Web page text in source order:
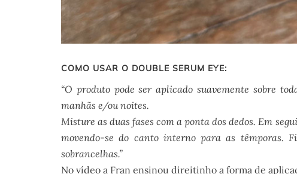
COMO USAR O DOUBLE SERUM EYE:
“O produto pode ser aplicado suavemente sobre
manhãs e/ou noites.
Misture as duas fases com a ponta dos dedos. Em
movendo-se do canto interno para as têmporas.
sobrancelhas.”
No vídeo a Fran ensinou direitinho a forma de